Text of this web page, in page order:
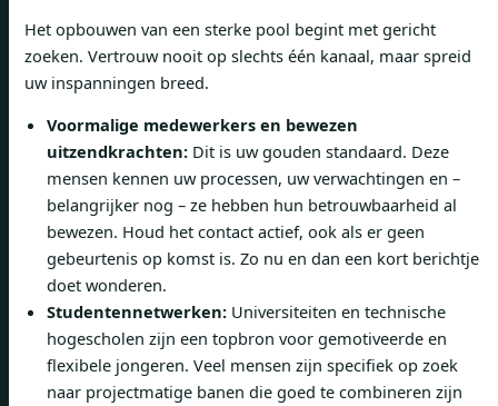
Het opbouwen van een sterke pool begint met gericht
zoeken. Vertrouw nooit op slechts één kanaal, maar spreid
uw inspanningen breed.
Voormalige medewerkers en bewezen
uitzendkrachten: Dit is uw gouden standaard. Deze
mensen kennen uw processen, uw verwachtingen en –
belangrijker nog – ze hebben hun betrouwbaarheid al
bewezen. Houd het contact actief, ook als er geen
gebeurtenis op komst is. Zo nu en dan een kort berichtje
doet wonderen.
Studentennetwerken: Universiteiten en technische
hogescholen zijn een topbron voor gemotiveerde en
flexibele jongeren. Veel mensen zijn specifiek op zoek
naar projectmatige banen die goed te combineren zijn